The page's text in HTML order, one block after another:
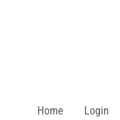
Home Login